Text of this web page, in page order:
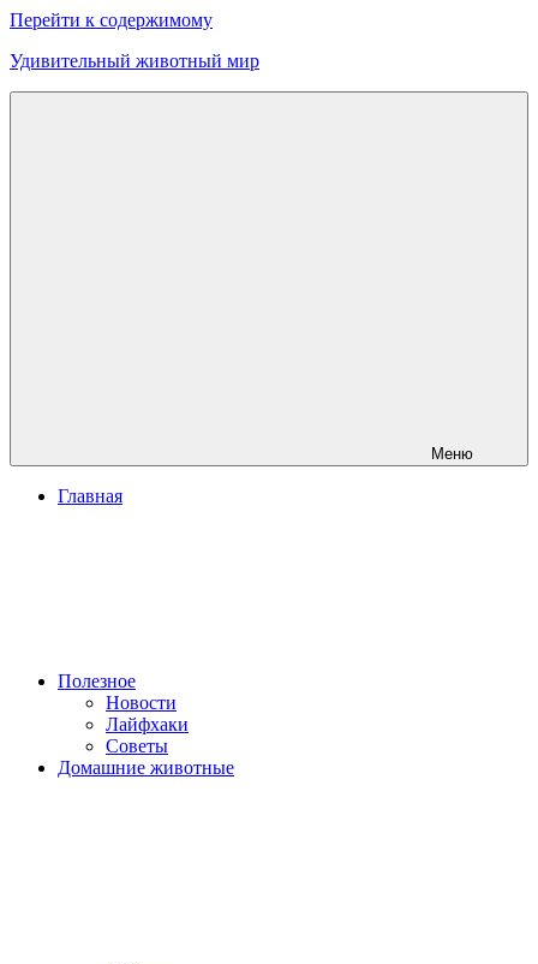
Перейти к содержимому
Удивительный животный мир
Меню
Главная
Полезное
Новости
Лайфхаки
Советы
Домашние животные